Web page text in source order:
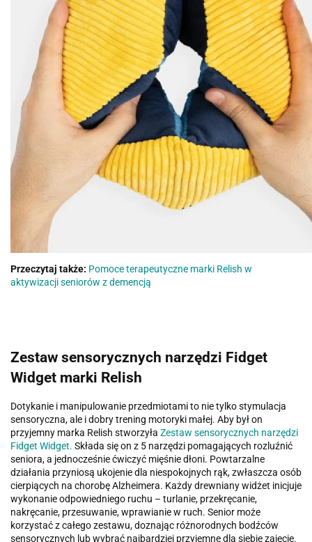
Przeczytaj także: Pomoce terapeutyczne marki Relish w
aktywizacji seniorów z demencją
Zestaw sensorycznych narzędzi Fidget
Widget marki Relish
Dotykanie i manipulowanie przedmiotami to nie tylko stymulacja
sensoryczna, ale i dobry trening motoryki małej. Aby był on
przyjemny marka Relish stworzyła Zestaw sensorycznych narzędzi
Fidget Widget. Składa się on z 5 narzędzi pomagających rozluźnić
seniora, a jednocześnie ćwiczyć mięśnie dłoni. Powtarzalne
działania przyniosą ukojenie dla niespokojnych rąk, zwłaszcza osób
cierpiących na chorobę Alzheimera. Każdy drewniany widżet inicjuje
wykonanie odpowiedniego ruchu – turlanie, przekręcanie,
nakręcanie, przesuwanie, wprawianie w ruch. Senior może
korzystać z całego zestawu, doznając różnorodnych bodźców
sensorycznych lub wybrać najbardziej przyjemne dla siebie zajęcie.